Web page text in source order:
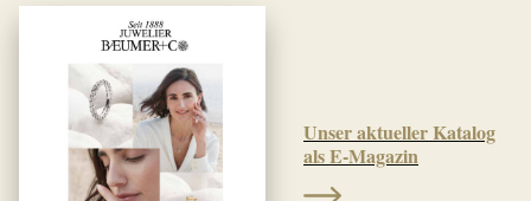
Unser aktueller Katalog
als E-Magazin